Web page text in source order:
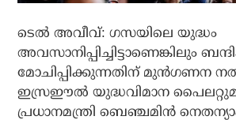
ടെല്‍ അവീവ്: ഗസയിലെ യുദ്ധം
അവസാനിപ്പിച്ചിട്ടാണെങ്കിലും
മോചിപ്പിക്കുന്നതിന് മുന്‍ഗണന
ഇസ്രഈല്‍ യുദ്ധവിമാന
പ്രധാനമന്ത്രി ബെഞ്ചമിന്‍